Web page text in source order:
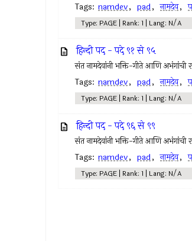
Tags: namdev, pad, नामदेव,
Type: PAGE | Rank: 1 | Lang: N/A
हिन्दी पद - पदे ९१ से ९५
संत नामदेवांनी भक्ति-गीते आणि
Tags: namdev, pad, नामदेव,
Type: PAGE | Rank: 1 | Lang: N/A
हिन्दी पद - पदे ९६ से ९९
संत नामदेवांनी भक्ति-गीते आणि
Tags: namdev, pad, नामदेव,
Type: PAGE | Rank: 1 | Lang: N/A